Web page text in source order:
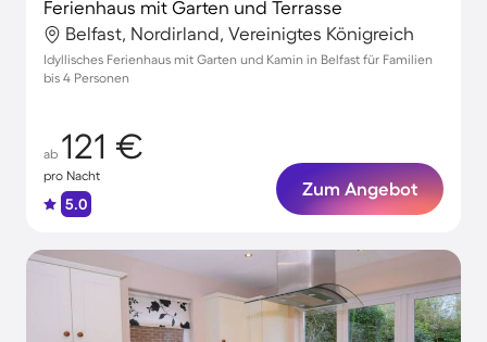
Ferienhaus mit Garten und Terrasse
Belfast, Nordirland, Vereinigtes Königreich
Idyllisches Ferienhaus mit Garten und Kamin in Belfast für Familien
bis 4 Personen
ab 121 €
pro Nacht
5.0
Zum Angebot